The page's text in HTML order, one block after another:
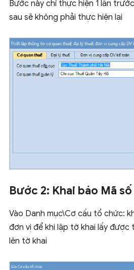
Bước này chỉ thực hiện 1 lần
sau sẽ không phải thực hiện lại
Bước 2: Khai báo Mã
Vào Danh mục\Cơ cấu tổ chức:
đơn vị để khi lập tờ khai lấy
lên tờ khai